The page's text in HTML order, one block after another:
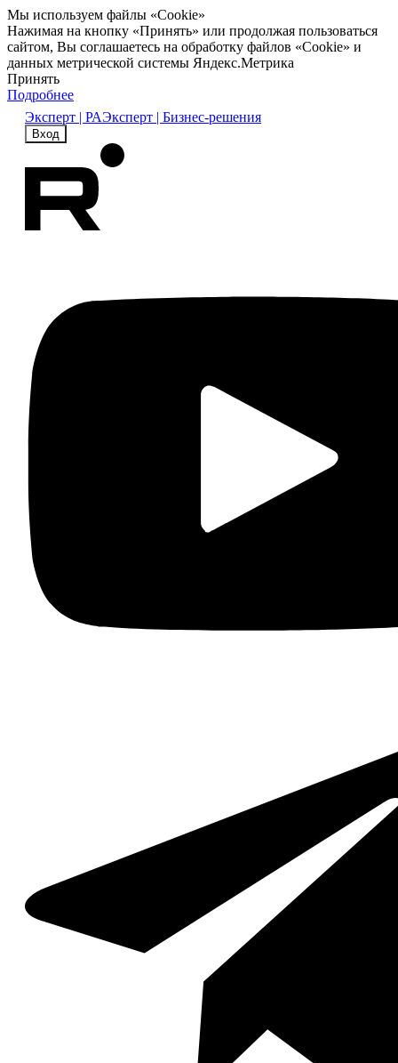
Мы используем файлы «Cookie»
Нажимая на кнопку «Принять» или продолжая пользоваться
сайтом, Вы соглашаетесь на обработку файлов «Cookie» и
данных метрической системы Яндекс.Метрика
Принять
Подробнее
Эксперт | РАЭксперт | Бизнес-решения
Вход